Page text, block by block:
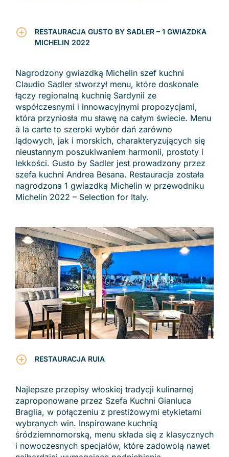
RESTAURACJA GUSTO BY SADLER – 1 GWIAZDKA
MICHELIN 2022
Nagrodzony gwiazdką Michelin szef kuchni
Claudio Sadler stworzył menu, które doskonale
łączy regionalną kuchnię Sardynii ze
współczesnymi i innowacyjnymi propozycjami,
która przyniosła mu sławę na całym świecie. Menu
à la carte to szeroki wybór dań zarówno
lądowych, jak i morskich, charakteryzujących się
nieustannym poszukiwaniem harmonii, prostoty i
lekkości. Gusto by Sadler jest prowadzony przez
szefa kuchni Andrea Besana. Restauracja została
nagrodzona 1 gwiazdką Michelin w przewodniku
Michelin 2022 – Selection for Italy.
RESTAURACJA RUIA
Najlepsze przepisy włoskiej tradycji kulinarnej
zaproponowane przez Szefa Kuchni Gianluca
Braglia, w połączeniu z prestiżowymi etykietami
wybranych win. Inspirowane kuchnią
śródziemnomorską, menu składa się z klasycznych
i nowoczesnych specjałów, które zadowolą nawet